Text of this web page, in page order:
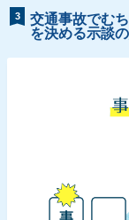
3
交通事故でむ
を決める示談